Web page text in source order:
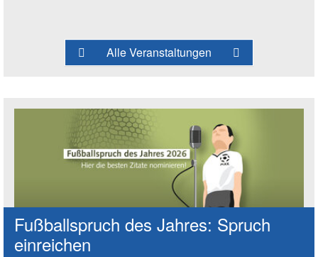
Alle Veranstaltungen
Fußballspruch des Jahres: Spruch
einreichen